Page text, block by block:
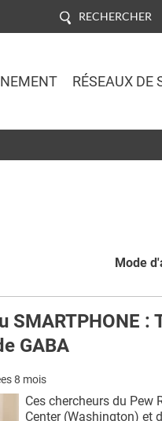
RECHERCHER
RÉSEAUX DE
Mode
SMARTPHONE :
GABA
8 mois
Ces chercheurs du Pew
Center (Washington) et